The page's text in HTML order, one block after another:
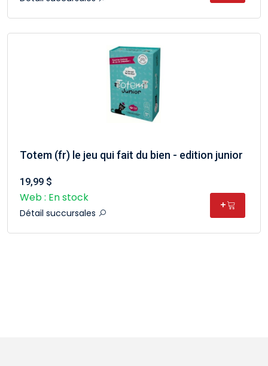
Totem (fr) le jeu qui fait du bien - edition junior
19,99 $
Web : En stock
Détail succursales
+